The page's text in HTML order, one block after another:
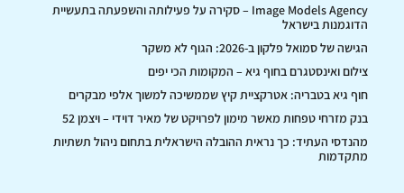
Image Models Agency – סקירה על פעילותה והשפעתה בתעשיית
הדוגמנות בישראל
הגישה של סמואל פלקון ב-2026: הגוף לא משקר
צילום ואינסטגרם בחוף גיא – המקומות הכי יפים
חוף גיא בטבריה: אטרקציית קיץ שממשיכה למשוך אלפי מבקרים
בנק מזרחי טפחות מאשר מימון לפרויקט של מאיר דוידי – ויצמן 52
מהנדסי העתיד: כך נראית ההובלה הישראלית בתחום ניהול תשתיות
מתקדמות